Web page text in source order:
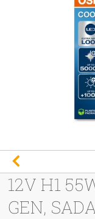
12V H1
GEN,